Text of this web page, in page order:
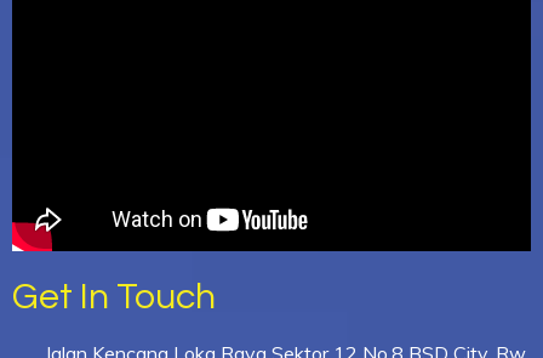
Get In Touch